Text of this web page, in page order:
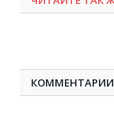
КОММЕНТАРИИ